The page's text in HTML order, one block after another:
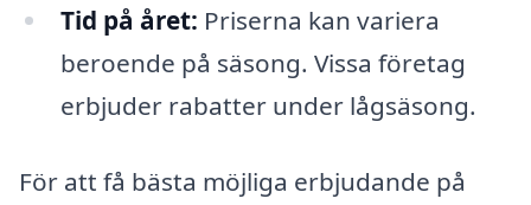
Tid på året: Priserna kan variera
beroende på säsong. Vissa företag
erbjuder rabatter under lågsäsong.
För att få bästa möjliga erbjudande på